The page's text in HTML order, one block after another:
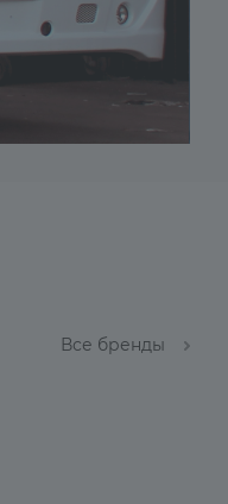
Все бренды